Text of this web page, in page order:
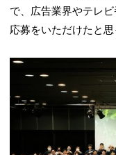
で、広告業界やテレ
応募をいただけたと思